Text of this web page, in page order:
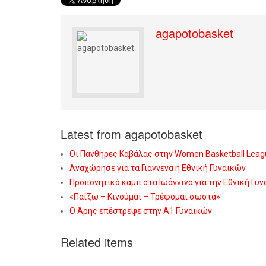
agapotobasket
Latest from agapotobasket
Οι Πάνθηρες Καβάλας στην Women Basketball
Αναχώρησε για τα Γιάννενα η Εθνική Γυναικών
Προπονητικό καμπ στα Ιωάννινα για την Εθνική
«Παίζω – Κινούμαι – Τρέφομαι σωστά»
Ο Άρης επέστρεψε στην Α1 Γυναικών
Related items